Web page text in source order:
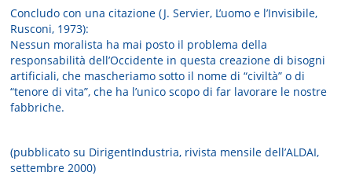
Concludo con una citazione (J. Servier, L’uomo e l’Invisibile,
Rusconi, 1973):
Nessun moralista ha mai posto il problema della
responsabilità dell’Occidente in questa creazione di bisogni
artificiali, che mascheriamo sotto il nome di “civiltà” o di
“tenore di vita”, che ha l’unico scopo di far lavorare le nostre
fabbriche.
(pubblicato su DirigentIndustria, rivista mensile dell’ALDAI,
settembre 2000)